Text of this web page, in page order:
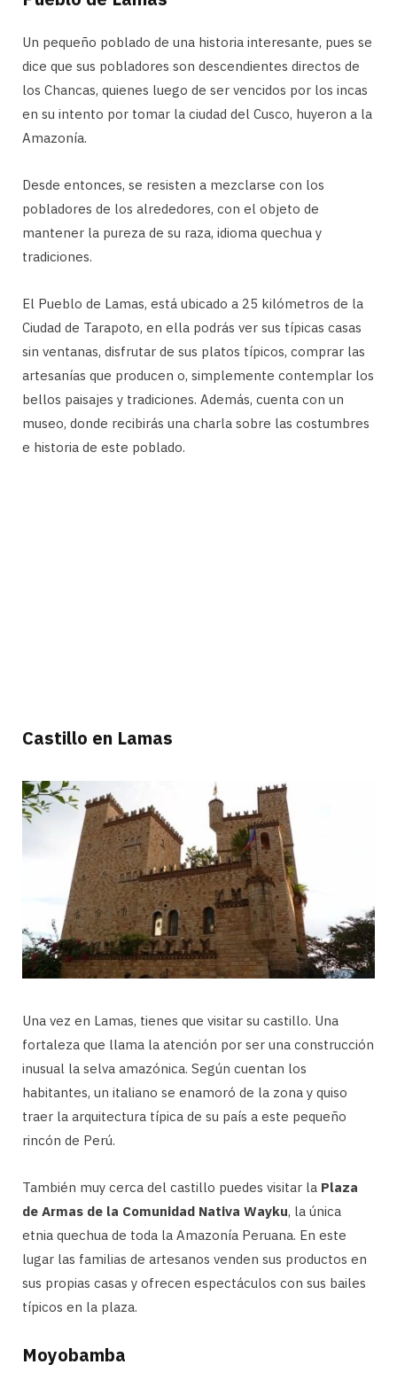
Un pequeño poblado de una historia interesante, pues se
dice que sus pobladores son descendientes directos de
los Chancas, quienes luego de ser vencidos por los incas
en su intento por tomar la ciudad del Cusco, huyeron a la
Amazonía.
Desde entonces, se resisten a mezclarse con los
pobladores de los alrededores, con el objeto de
mantener la pureza de su raza, idioma quechua y
tradiciones.
El Pueblo de Lamas, está ubicado a 25 kilómetros de la
Ciudad de Tarapoto, en ella podrás ver sus típicas casas
sin ventanas, disfrutar de sus platos típicos, comprar las
artesanías que producen o, simplemente contemplar los
bellos paisajes y tradiciones. Además, cuenta con un
museo, donde recibirás una charla sobre las costumbres
e historia de este poblado.
Castillo en Lamas
Una vez en Lamas, tienes que visitar su castillo. Una
fortaleza que llama la atención por ser una construcción
inusual la selva amazónica. Según cuentan los
habitantes, un italiano se enamoró de la zona y quiso
traer la arquitectura típica de su país a este pequeño
rincón de Perú.
También muy cerca del castillo puedes visitar la Plaza
de Armas de la Comunidad Nativa Wayku, la única
etnia quechua de toda la Amazonía Peruana. En este
lugar las familias de artesanos venden sus productos en
sus propias casas y ofrecen espectáculos con sus bailes
típicos en la plaza.
Moyobamba